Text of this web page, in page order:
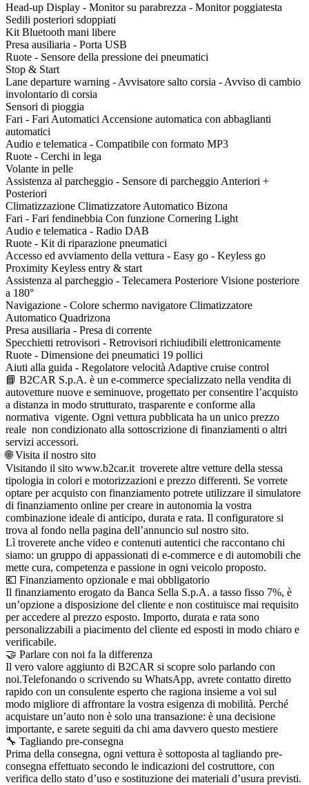
Head-up Display - Monitor su parabrezza - Monitor poggiatesta
Sedili posteriori sdoppiati
Kit Bluetooth mani libere
Presa ausiliaria - Porta USB
Ruote - Sensore della pressione dei pneumatici
Stop & Start
Lane departure warning - Avvisatore salto corsia - Avviso di cambio
involontario di corsia
Sensori di pioggia
Fari - Fari Automatici Accensione automatica con abbaglianti
automatici
Audio e telematica - Compatibile con formato MP3
Ruote - Cerchi in lega
Volante in pelle
Assistenza al parcheggio - Sensore di parcheggio Anteriori +
Posteriori
Climatizzazione Climatizzatore Automatico Bizona
Fari - Fari fendinebbia Con funzione Cornering Light
Audio e telematica - Radio DAB
Ruote - Kit di riparazione pneumatici
Accesso ed avviamento della vettura - Easy go - Keyless go
Proximity Keyless entry & start
Assistenza al parcheggio - Telecamera Posteriore Visione posteriore
a 180°
Navigazione - Colore schermo navigatore Climatizzatore
Automatico Quadrizona
Presa ausiliaria - Presa di corrente
Specchietti retrovisori - Retrovisori richiudibili elettronicamente
Ruote - Dimensione dei pneumatici 19 pollici
Aiuti alla guida - Regolatore velocità Adaptive cruise control
📘 B2CAR S.p.A. è un e-commerce specializzato nella vendita di
autovetture nuove e seminuove, progettato per consentire l’acquisto
a distanza in modo strutturato, trasparente e conforme alla
normativa vigente. Ogni vettura pubblicata ha un unico prezzo
reale non condizionato alla sottoscrizione di finanziamenti o altri
servizi accessori.
🌐 Visita il nostro sito
Visitando il sito www.b2car.it troverete altre vetture della stessa
tipologia in colori e motorizzazioni e prezzo differenti. Se vorrete
optare per acquisto con finanziamento potrete utilizzare il simulatore
di finanziamento online per creare in autonomia la vostra
combinazione ideale di anticipo, durata e rata. Il configuratore si
trova al fondo nella pagina dell’annuncio sul nostro sito.
Lì troverete anche video e contenuti autentici che raccontano chi
siamo: un gruppo di appassionati di e-commerce e di automobili che
mette cura, competenza e passione in ogni veicolo proposto.
💶 Finanziamento opzionale e mai obbligatorio
Il finanziamento erogato da Banca Sella S.p.A. a tasso fisso 7%, è
un’opzione a disposizione del cliente e non costituisce mai requisito
per accedere al prezzo esposto. Importo, durata e rata sono
personalizzabili a piacimento del cliente ed esposti in modo chiaro e
verificabile.
🤝 Parlare con noi fa la differenza
Il vero valore aggiunto di B2CAR si scopre solo parlando con
noi.Telefonando o scrivendo su WhatsApp, avrete contatto diretto
rapido con un consulente esperto che ragiona insieme a voi sul
modo migliore di affrontare la vostra esigenza di mobilità. Perché
acquistare un’auto non è solo una transazione: è una decisione
importante, e sarete seguiti da chi ama davvero questo mestiere
🔧 Tagliando pre-consegna
Prima della consegna, ogni vettura è sottoposta al tagliando pre-
consegna effettuato secondo le indicazioni del costruttore, con
verifica dello stato d’uso e sostituzione dei materiali d’usura previsti.